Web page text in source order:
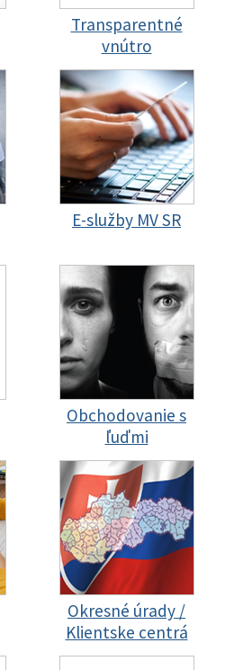
Transparentné
vnútro
E-služby MV SR
Obchodovanie s
ľuďmi
Okresné úrady /
Klientske centrá